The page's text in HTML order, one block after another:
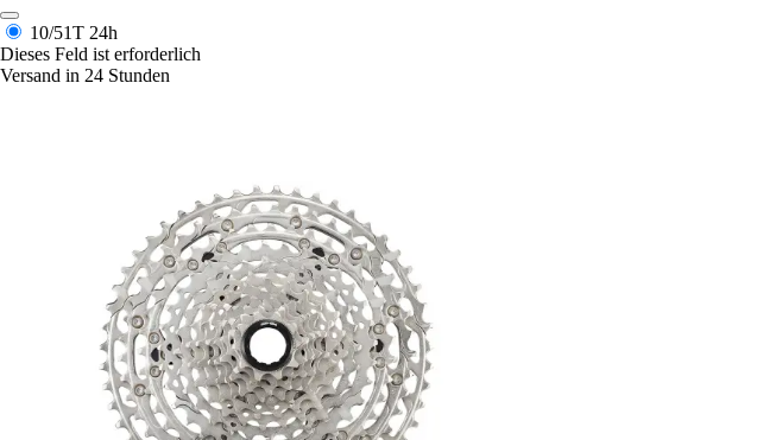
10/51T 24h
Dieses Feld ist erforderlich
Versand in 24 Stunden